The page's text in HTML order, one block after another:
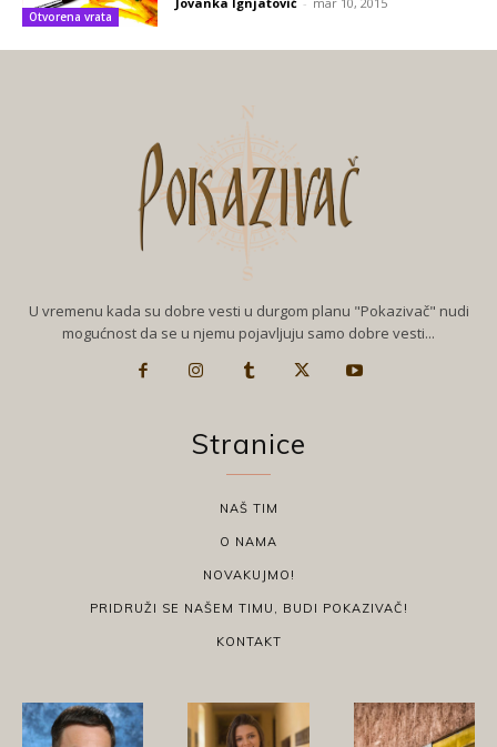
Otvorena vrata
U vremenu kada su dobre vesti u durgom planu "Pokazivač" nudi
mogućnost da se u njemu pojavljuju samo dobre vesti...
Stranice
NAŠ TIM
O NAMA
NOVAKUJMO!
PRIDRUŽI SE NAŠEM TIMU, BUDI POKAZIVAČ!
KONTAKT